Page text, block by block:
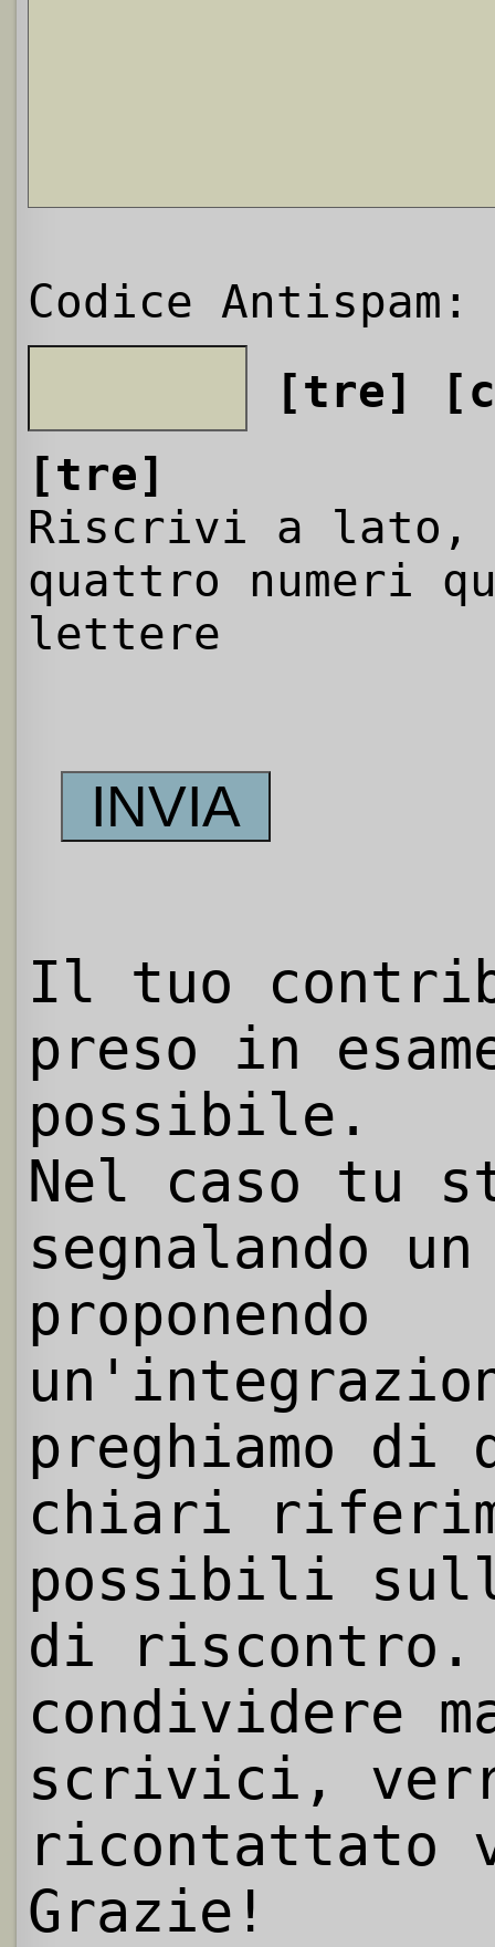
Codice Antispam:
[tre]
[tre]
Riscrivi a
quattro numeri
lettere
Il tuo
preso in
possibile.
Nel caso tu
segnalando
proponendo
preghiamo
chiari
possibili
di riscontro.
condividere
scrivici,
ricontattato
Grazie!